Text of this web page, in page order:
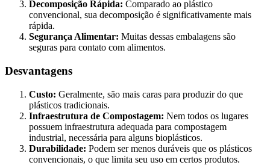
Decomposição Rápida: Comparado ao plástico
convencional, sua decomposição é significativamente mais
rápida.
Segurança Alimentar: Muitas dessas embalagens são
seguras para contato com alimentos.
Desvantagens
Custo: Geralmente, são mais caras para produzir do que
plásticos tradicionais.
Infraestrutura de Compostagem: Nem todos os lugares
possuem infraestrutura adequada para compostagem
industrial, necessária para alguns bioplásticos.
Durabilidade: Podem ser menos duráveis que os plásticos
convencionais, o que limita seu uso em certos produtos.